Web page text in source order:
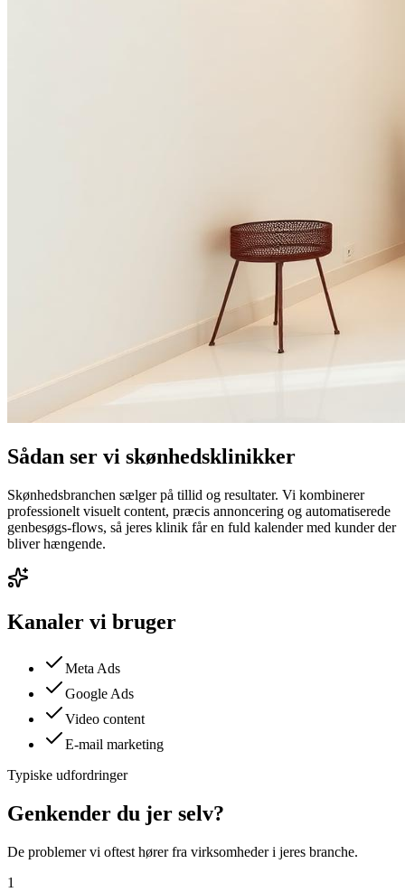
Sådan ser vi skønhedsklinikker
Skønhedsbranchen sælger på tillid og resultater. Vi kombinerer
professionelt visuelt content, præcis annoncering og automatiserede
genbesøgs-flows, så jeres klinik får en fuld kalender med kunder der
bliver hængende.
Kanaler vi bruger
Meta Ads
Google Ads
Video content
E-mail marketing
Typiske udfordringer
Genkender du jer selv?
De problemer vi oftest hører fra virksomheder i jeres branche.
1